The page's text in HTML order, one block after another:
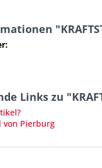
Links zu
von Pierburg